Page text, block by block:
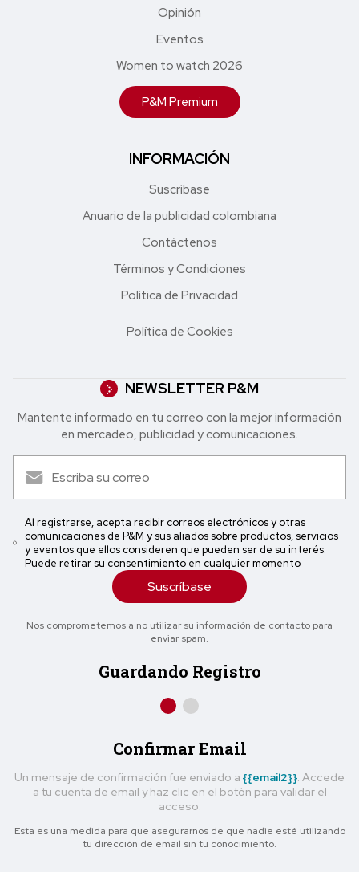
Opinión
Eventos
Women to watch 2026
P&M Premium
INFORMACIÓN
Suscríbase
Anuario de la publicidad colombiana
Contáctenos
Términos y Condiciones
Política de Privacidad
Política de Cookies
NEWSLETTER P&M
Mantente informado en tu correo con la mejor in formación
en mercadeo, publicidad y comunicaciones.
Al registrarse, acepta recibir correos electrónicos y otras
comunicaciones de P&M y sus aliados sobre productos, servicios
y eventos que ellos consideren que pueden ser de su interés.
Puede retirar su consentimiento en cualquier momento
Suscríbase
Nos comprometemos a no utilizar su información de contacto para
enviar spam.
Guardando Registro
Confirmar Email
Un mensaje de confirmación fue enviado a {{email2}} . Accede
a tu cuenta de email y haz clic en el botón para validar el
acceso.
Esta es una medida para que asegurarnos de que nadie esté utilizando
tu dirección de email sin tu conocimiento.